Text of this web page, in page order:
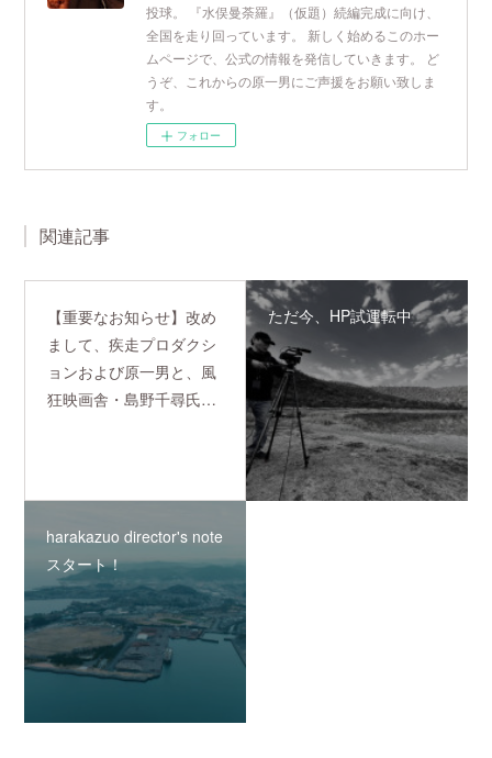
投球。 『水俣曼荼羅』（仮題）続編完成に向け、
全国を走り回っています。 新しく始めるこのホー
ムページで、公式の情報を発信していきます。 ど
うぞ、これからの原一男にご声援をお願い致しま
す。
フォロー
関連記事
【重要なお知らせ】改め
まして、疾走プロダクシ
ョンおよび原一男と、風
狂映画舎・島野千尋氏…
ただ今、HP試運転中
harakazuo director's note
スタート！